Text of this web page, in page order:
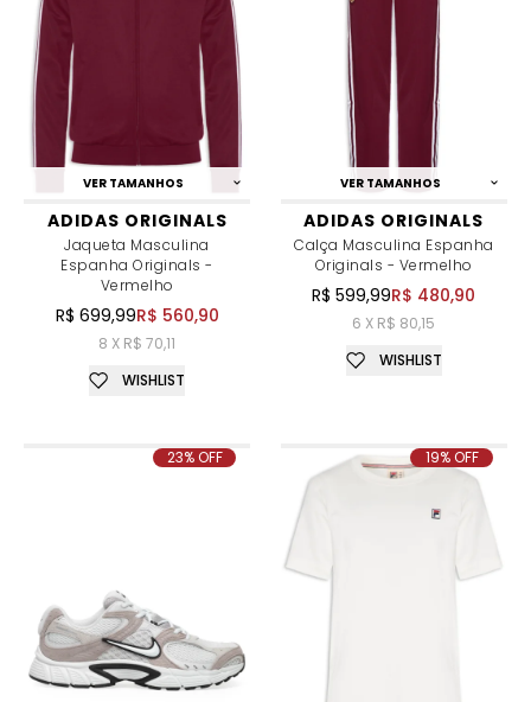
VER TAMANHOS
ADIDAS ORIGINALS
Jaqueta Masculina
Espanha Originals -
Vermelho
R$ 699,99R$ 560,90
8 X R$ 70,11
WISHLIST
VER TAMANHOS
ADIDAS ORIGINALS
Calça Masculina Espanha
Originals - Vermelho
R$ 599,99R$ 480,90
6 X R$ 80,15
WISHLIST
23% OFF 19% OFF